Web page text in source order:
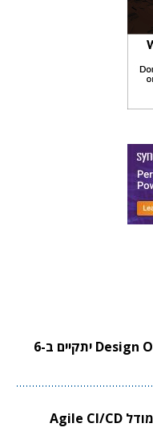
וובינר סינופסיס ל-Design Optimization יתקיים ב-6
וובינר סינופסיס לתכנון שבבים במודל Agile CI/CD